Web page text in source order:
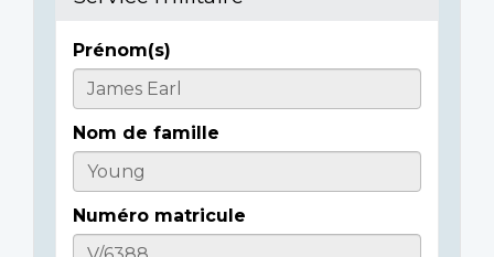
Casualty
Details
Prénom(s)
Nom de famille
Numéro matricule